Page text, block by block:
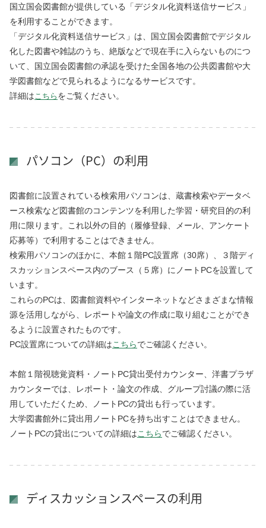
国立国会図書館が提供している「デジタル化資料送信サービス」
を利用することができます。
「デジタル化資料送信サービス」は、国立国会図書館でデジタル
化した図書や雑誌のうち、絶版などで現在手に入らないものにつ
いて、国立国会図書館の承認を受けた全国各地の公共図書館や大
学図書館などで見られるようになるサービスです。
詳細はこちら をご覧ください。
パソコン（PC）の利用
図書館に設置されている検索用パソコンは、蔵書検索やデータベ
ース検索など図書館のコンテンツを利用した学習・研究目的の利
用に限ります。これ以外の目的（履修登録、メール、アンケート
応募等）で利用することはできません。
検索用パソコンのほかに、本館１階PC設置席（30席）、３階ディ
スカッションスペース内のブース（５席）にノートPCを設置して
います。
これらのPCは、図書館資料やインターネットなどさまざまな情報
源を活用しながら、レポートや論文の作成に取り組むことができ
るように設置されたものです。
PC設置席についての詳細はこちらでご確認ください。
本館１階視聴覚資料・ノートPC貸出受付カウンター、洋書プラザ
カウンターでは、レポート・論文の作成、グループ討議の際に活
用していただくため、ノートPCの貸出も行っています。
大学図書館外に貸出用ノートPCを持ち出すことはできません。
ノートPCの貸出についての詳細はこちらでご確認ください。
ディスカッションスペースの利用